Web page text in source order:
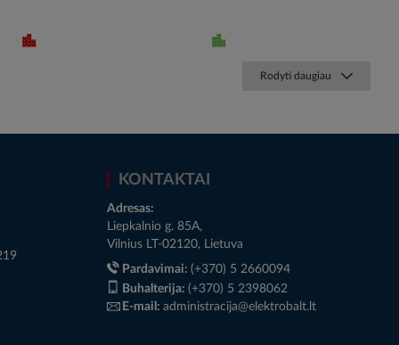
Rodyti daugiau
KONTAKTAI
Adresas:
Liepkalnio g. 85A,
Vilnius LT-02120, Lietuva
Pardavimai: (+370) 5 2660094
Buhalterija: (+370) 5 2398062
E-mail: administracija@elektrobalt.lt